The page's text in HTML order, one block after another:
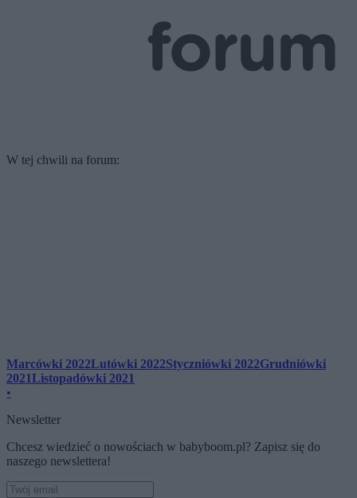
W tej chwili na forum:
Marcówki 2022Lutówki 2022Styczniówki 2022Grudniówki
2021Listopadówki 2021
•
Newsletter
Chcesz wiedzieć o nowościach w babyboom.pl? Zapisz się do
naszego newslettera!